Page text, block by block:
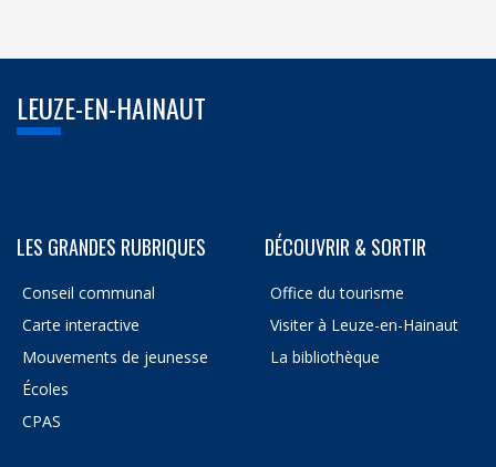
LEUZE-EN-HAINAUT
LES GRANDES RUBRIQUES
Conseil communal
Carte interactive
Mouvements de jeunesse
Écoles
CPAS
DÉCOUVRIR & SORTIR
Office du tourisme
Visiter à Leuze-en-Hainaut
La bibliothèque